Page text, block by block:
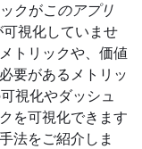
クがこのアプリ
視化していませ
トリックや、価値
要があるメトリッ
視化やダッシュ
を可視化できます
法をご紹介しま